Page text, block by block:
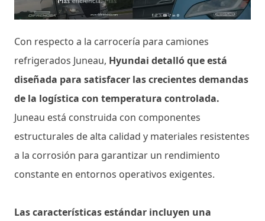
Con respecto a la carrocería para camiones
refrigerados Juneau, Hyundai detalló que está
diseñada para satisfacer las crecientes demandas
de la logística con temperatura controlada.
Juneau está construida con componentes
estructurales de alta calidad y materiales resistentes
a la corrosión para garantizar un rendimiento
constante en entornos operativos exigentes.
Las características estándar incluyen una